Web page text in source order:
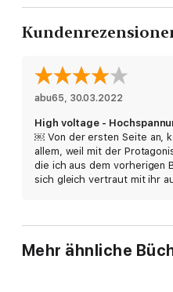
Gottessiegel" entschlüsselt
an denen die Geheimdienste
Jetzt als eBook von
Unterhaltung.
abu65, 30.03.2022
High voltage -
￼ Von der ersten Seite an,
allem, weil mit der
die ich aus dem vorherigen
sich gleich vertraut mit ihr
Mehr ähnliche